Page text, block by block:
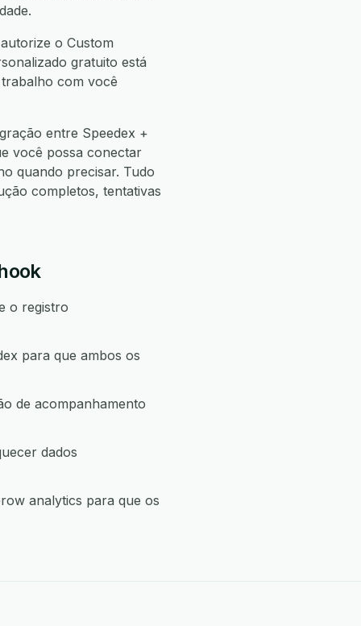
o Custom
gratuito está
com você
entre Speedex +
você possa conectar
quando precisar. Tudo
completos, tentativas
o registro
para que ambos os
de acompanhamento
dados
analytics para que os